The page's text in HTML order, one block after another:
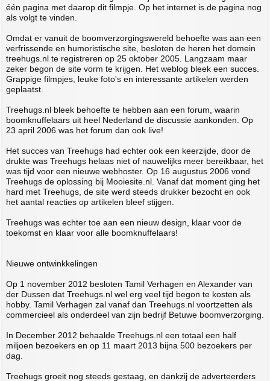
één pagina met daarop dit filmpje. Op het internet is de pagina nog
als volgt te vinden.
Omdat er vanuit de boomverzorgingswereld behoefte was aan een
verfrissende en humoristische site, besloten de heren het domein
treehugs.nl te registreren op 25 oktober 2005. Langzaam maar
zeker begon de site vorm te krijgen. Het weblog bleek een succes.
Grappige filmpjes, leuke foto's en interessante artikelen werden
geplaatst.
Treehugs.nl bleek behoefte te hebben aan een forum, waarin
boomknuffelaars uit heel Nederland de discussie aankonden. Op
23 april 2006 was het forum dan ook live!
Het succes van Treehugs had echter ook een keerzijde, door de
drukte was Treehugs helaas niet of nauwelijks meer bereikbaar, het
was tijd voor een nieuwe webhoster. Op 16 augustus 2006 vond
Treehugs de oplossing bij Mooiesite.nl. Vanaf dat moment ging het
hard met Treehugs, de site werd steeds drukker bezocht en ook
het aantal reacties op artikelen bleef stijgen.
Treehugs was echter toe aan een nieuw design, klaar voor de
toekomst en klaar voor alle boomknuffelaars!
Nieuwe ontwinkkelingen
Op 1 november 2012 besloten Tamil Verhagen en Alexander van
der Dussen dat Treehugs.nl wel erg veel tijd begon te kosten als
hobby. Tamil Verhagen zal vanaf dan Treehugs.nl voortzetten als
commercieel als onderdeel van zijn bedrijf Betuwe boomverzorging.
In December 2012 behaalde Treehugs.nl een totaal een half
miljoen bezoekers en op 11 maart 2013 bijna 500 bezoekers per
dag.
Treehugs groeit nog steeds gestaag, en dankzij de adverteerders